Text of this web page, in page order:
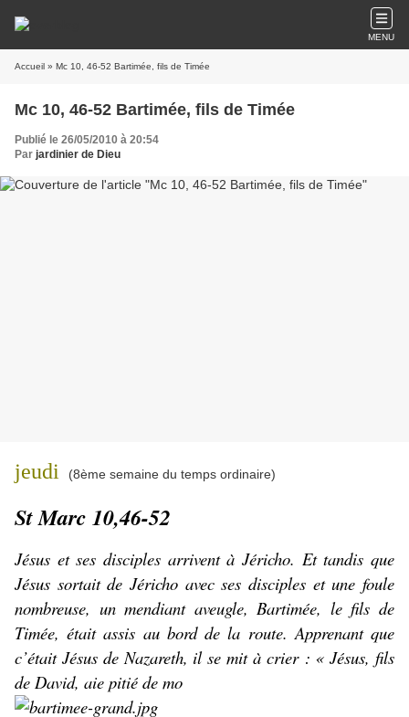
MENU
Accueil » Mc 10, 46-52 Bartimée, fils de Timée
Mc 10, 46-52 Bartimée, fils de Timée
Publié le 26/05/2010 à 20:54
Par jardinier de Dieu
jeudi (8ème semaine du temps ordinaire)
St Marc 10,46-52
Jésus et ses disciples arrivent à Jéricho. Et tandis que
Jésus sortait de Jéricho avec ses disciples et une foule
nombreuse, un mendiant aveugle, Bartimée, le fils de
Timée, était assis au bord de la route. Apprenant que
c’était Jésus de Nazareth, il se mit à crier : « Jésus, fils
de David, aie pitié de mo